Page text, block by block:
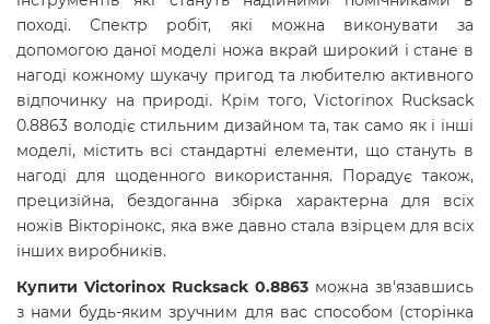
поході. Спектр робіт, які можна виконувати за
допомогою даної моделі ножа вкрай широкий і стане в
нагоді кожному шукачу пригод та любителю активного
відпочинку на природі. Крім того, Victorinox Rucksack
0.8863 володіє стильним дизайном та, так само як і інші
моделі, містить всі стандартні елементи, що стануть в
нагоді для щоденного використання. Порадує також,
прецизійна, бездоганна збірка характерна для всіх
ножів Вікторінокс, яка вже давно стала взірцем для всіх
інших виробників.
Купити Victorinox Rucksack 0.8863 можна зв'язавшись
з нами будь-яким зручним для вас способом (сторінка